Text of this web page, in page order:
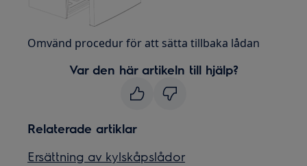
Omvänd procedur för att sätta tillbaka lådan
Var den här artikeln till hjälp?
Relaterade artiklar
Ersättning av kylskåpslådor